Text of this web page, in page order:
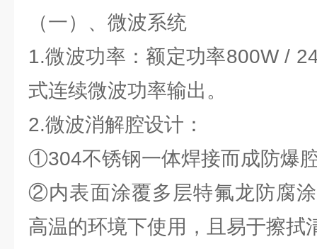
（一）、微波系统
1.微波功率：额定功率800W /
式连续微波功率输出。
2.微波消解腔设计：
①304不锈钢一体焊接而成防爆
②内表面涂覆多层特氟龙防腐
高温的环境下使用，且易于擦拭